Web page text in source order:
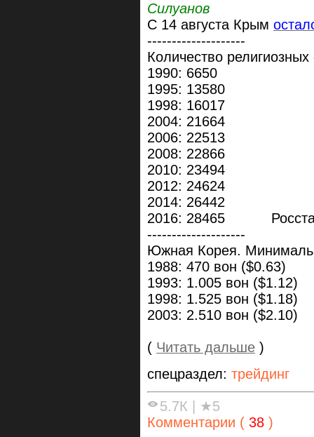
Силуанов
С 14 августа Крым
--------------------
Количество
1990: 6650
1995: 13580
1998: 16017
2004: 21664
2006: 22513
2008: 22866
2010: 23494
2012: 24624
2014: 26442
2016: 28465
--------------------
Южная Корея.
1988: 470 вон ($0.63)
1993: 1.005 вон ($1.12)
1998: 1.525 вон ($1.18)
2003: 2.510 вон ($2.10)
( Читать дальше )
спецраздел: трейдинг
5.7К | ★5
Комментарии ( 38 )